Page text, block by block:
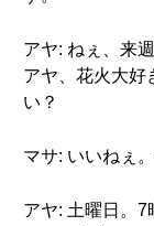
アヤ: ねぇ、来
アヤ、花火大好
い？
マサ: いいねぇ
アヤ: 土曜日。